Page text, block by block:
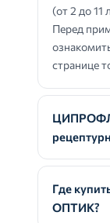
(от 2 до 11
Перед
странице
Где
ОПТИК?